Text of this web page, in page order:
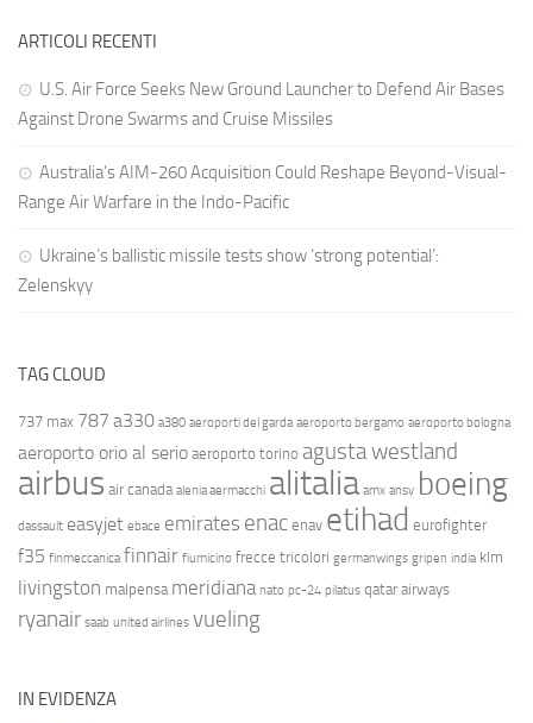
ARTICOLI RECENTI
U.S. Air Force Seeks New Ground Launcher to Defend Air Bases
Against Drone Swarms and Cruise Missiles
Australia’s AIM-260 Acquisition Could Reshape Beyond-Visual-
Range Air Warfare in the Indo-Pacific
Ukraine’s ballistic missile tests show ‘strong potential’:
Zelenskyy
TAG CLOUD
737 max 787 a330 a380 aeroporti del garda aeroporto bergamo aeroporto bologna
aeroporto orio al serio aeroporto torino agusta westland
airbus air canada alenia aermacchi alitalia amx ansv boeing
dassault easyjet ebace emirates enac enav etihad eurofighter
f35 finmeccanica finnair fiumicino frecce tricolori germanwings gripen india klm
livingston malpensa meridiana nato pc-24 pilatus qatar airways
ryanair saab united airlines vueling
IN EVIDENZA